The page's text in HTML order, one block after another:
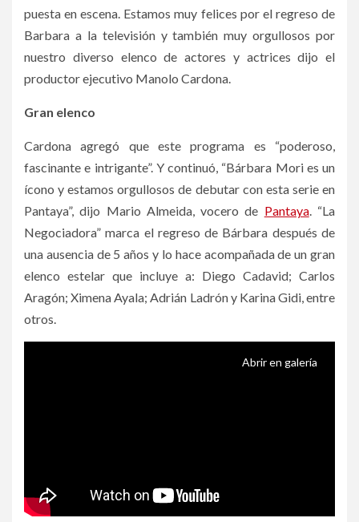
puesta en escena. Estamos muy felices por el regreso de
Barbara a la televisión y también muy orgullosos por
nuestro diverso elenco de actores y actrices dijo el
productor ejecutivo Manolo Cardona.
Gran elenco
Cardona agregó que este programa es “poderoso,
fascinante e intrigante”. Y continuó, “Bárbara Mori es un
ícono y estamos orgullosos de debutar con esta serie en
Pantaya”, dijo Mario Almeida, vocero de Pantaya. “La
Negociadora” marca el regreso de Bárbara después de
una ausencia de 5 años y lo hace acompañada de un gran
elenco estelar que incluye a: Diego Cadavid; Carlos
Aragón; Ximena Ayala; Adrián Ladrón y Karina Gidi, entre
otros.
Abrir en galería